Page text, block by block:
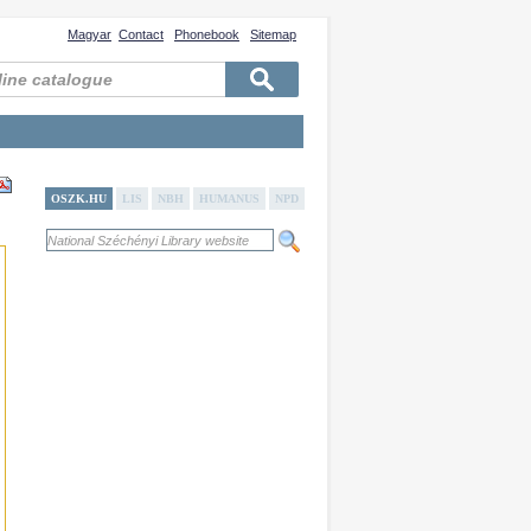
Contact Phonebook Sitemap
Magyar
OSZK.HU LIS NBH HUMANUS NPD